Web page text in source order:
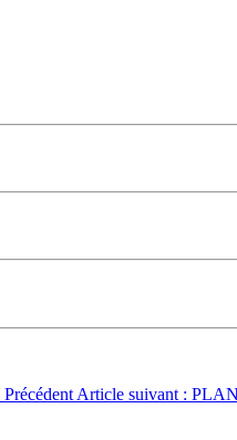
Précédent Article suivant :